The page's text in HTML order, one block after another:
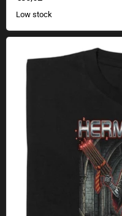
Low stock